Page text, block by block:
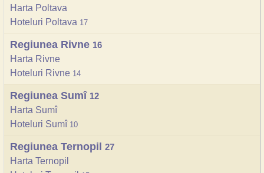
Harta Poltava
Hoteluri Poltava 17
Regiunea Rivne 16
Harta Rivne
Hoteluri Rivne 14
Regiunea Sumî 12
Harta Sumî
Hoteluri Sumî 10
Regiunea Ternopil 27
Harta Ternopil